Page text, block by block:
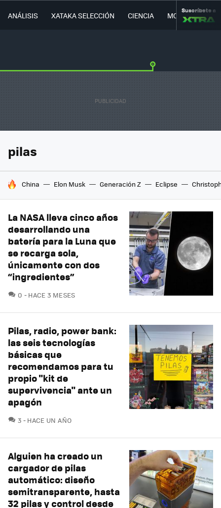
ANÁLISIS XATAKA SELECCIÓN CIENCIA MOVILIDAD
Suscríbete a
pilas
HOY SE HABLA DE
China Elon Musk Generación Z Eclipse
La NASA lleva cinco años
desarrollando una
batería para la Luna que
se recarga sola,
únicamente con dos
“ingredientes”
0 COMENTARIOS
HACE 3 MESES
Pilas, radio, power bank:
las seis tecnologías
básicas que
recomendamos para tu
propio "kit de
supervivencia" ante un
apagón
3 COMENTARIOS
HACE UN AÑO
Alguien ha creado un
cargador de pilas
automático: diseño
semitransparente, hasta
32 pilas y control desde